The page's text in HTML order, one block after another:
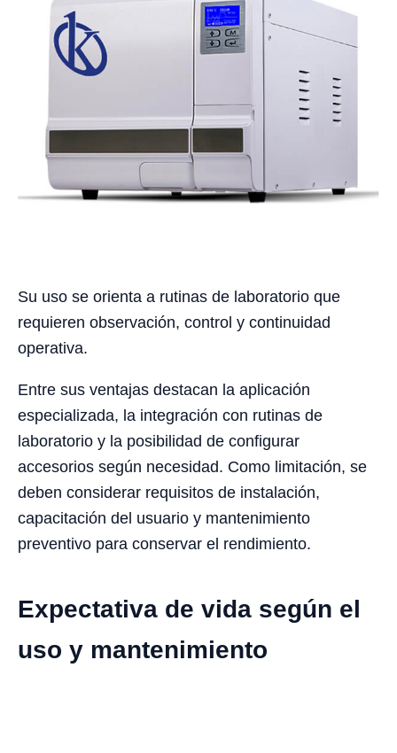
Su uso se orienta a rutinas de laboratorio que
requieren observación, control y continuidad
operativa.
Entre sus ventajas destacan la aplicación
especializada, la integración con rutinas de
laboratorio y la posibilidad de configurar
accesorios según necesidad. Como limitación, se
deben considerar requisitos de instalación,
capacitación del usuario y mantenimiento
preventivo para conservar el rendimiento.
Expectativa de vida según el
uso y mantenimiento